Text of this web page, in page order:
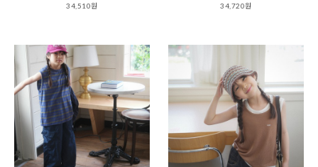
34,510원
34,720원